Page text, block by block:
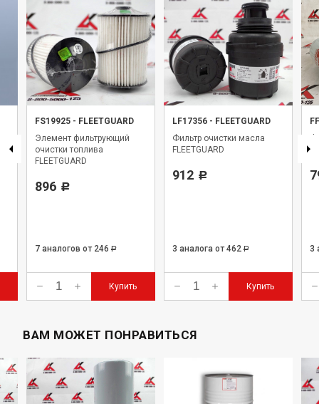
FS19925 - FLEETGUARD
Элемент фильтрующий
очистки топлива
FLEETGUARD
896 Р
7 аналогов от 246 Р
Купить
LF17356 - FLEETGUARD
Фильтр очистки масла
FLEETGUARD
912 Р
3 аналога от 462 Р
Купить
3
ВАМ МОЖЕТ ПОНРАВИТЬСЯ